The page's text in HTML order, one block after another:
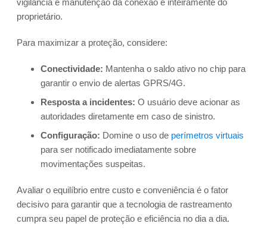
vigilância e manutenção da conexão é inteiramente do
proprietário.
Para maximizar a proteção, considere:
Conectividade: Mantenha o saldo ativo no chip para
garantir o envio de alertas GPRS/4G.
Resposta a incidentes: O usuário deve acionar as
autoridades diretamente em caso de sinistro.
Configuração: Domine o uso de perímetros virtuais
para ser notificado imediatamente sobre
movimentações suspeitas.
Avaliar o equilíbrio entre custo e conveniência é o fator
decisivo para garantir que a tecnologia de rastreamento
cumpra seu papel de proteção e eficiência no dia a dia.